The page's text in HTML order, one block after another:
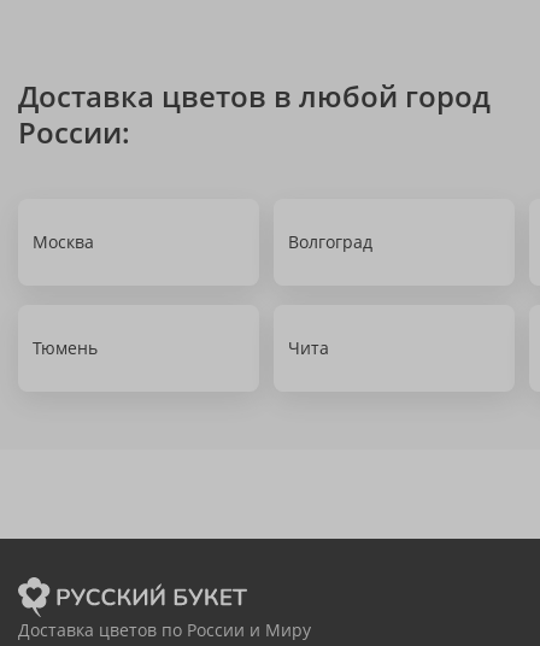
Доставка цветов в любой город
России:
Москва Волгоград
Тюмень Чита
Доставка цветов по России и Миру